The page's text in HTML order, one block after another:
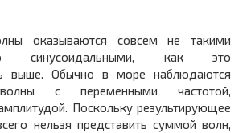
оказываются совсем не такими
синусоидальными, как это
выше. Обычно в море наблюдаются
волны с переменными частотой,
Поскольку результирующее
нельзя представить суммой волн,